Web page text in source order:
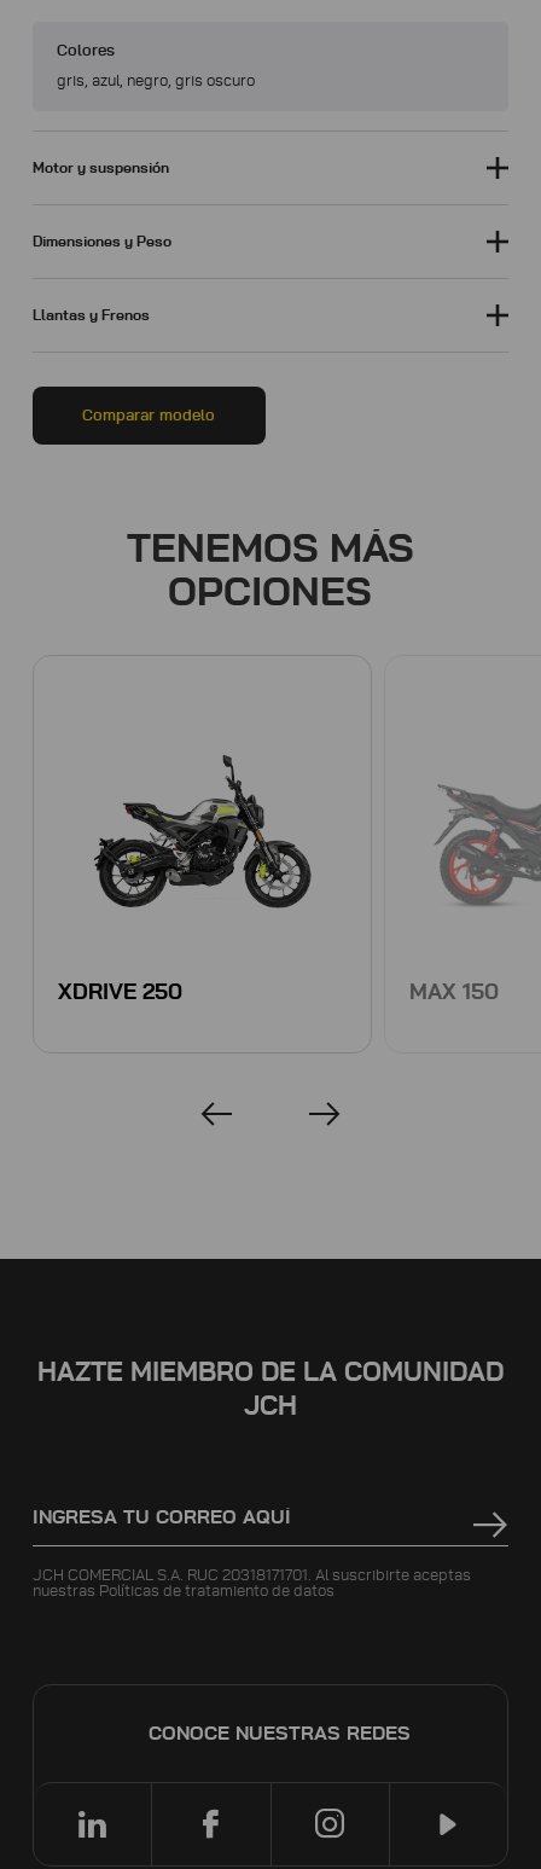
Colores
gris, azul, negro, gris oscuro
Motor y suspensión
Dimensiones y Peso
Llantas y Frenos
Comparar modelo
TENEMOS MÁS
OPCIONES
XDRIVE 250 MAX 150
HAZTE MIEMBRO DE LA COMUNIDAD
JCH
JCH COMERCIAL S.A. RUC 20318171701. Al suscribirte aceptas
nuestras Políticas de tratamiento de datos
CONOCE NUESTRAS REDES